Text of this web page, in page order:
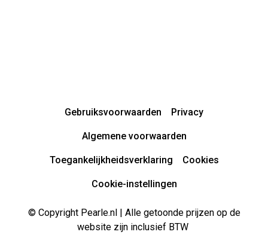
Gebruiksvoorwaarden Privacy
Algemene voorwaarden
Toegankelijkheidsverklaring Cookies
Cookie-instellingen
© Copyright Pearle.nl | Alle getoonde prijzen op de
website zijn inclusief BTW